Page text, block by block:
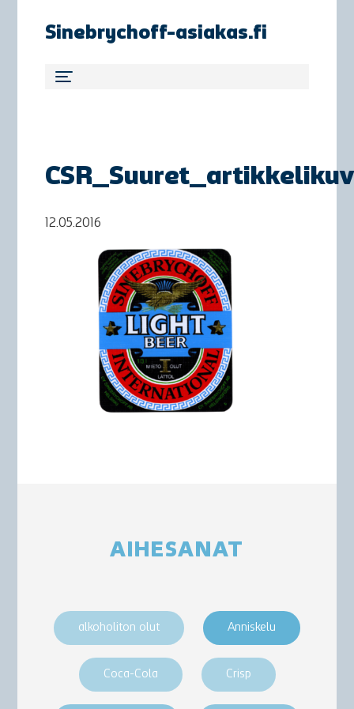
Sinebrychoff-asiakas.fi
12.05.2016
AIHESANAT
alkoholiton olut Anniskelu
Coca-Cola Crisp